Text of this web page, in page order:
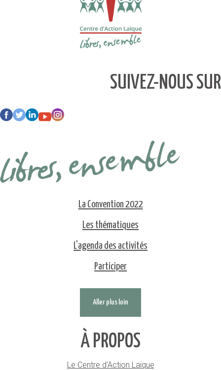
SUIVEZ-NOUS SUR
La Convention 2022
Les thématiques
L'agenda des activités
Participer
Aller plus loin
À PROPOS
Le Centre d'Action Laïque